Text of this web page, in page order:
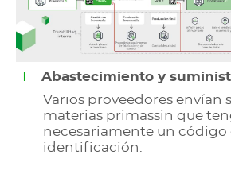
Abastecimiento y
Varios proveedores envían
materias primassin que
necesariamente un código
identificación.